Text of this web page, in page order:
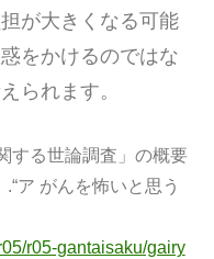
が大きくなる可能
をかけるのではな
られます。
する世論調査」の概要
ア がんを怖いと思う
r05-gantaisaku/gairy